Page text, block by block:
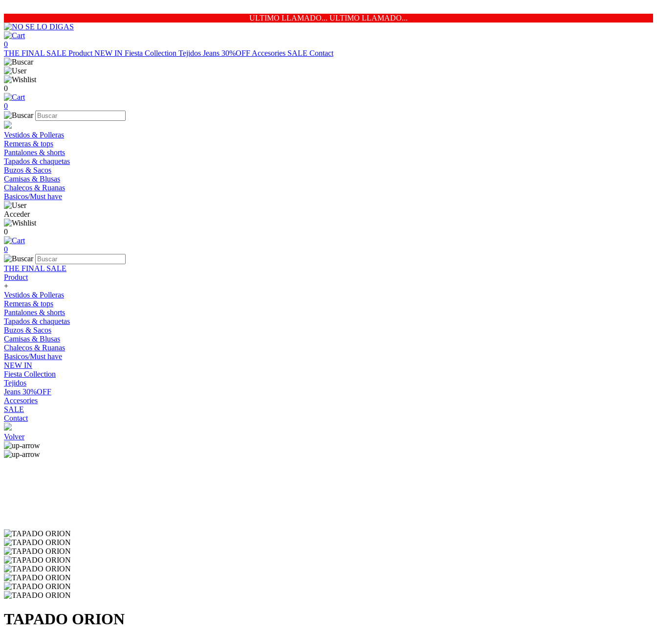
ULTIMO LLAMADO... ULTIMO LLAMADO...
0
THE FINAL SALE Product NEW IN Fiesta Collection Tejidos Jeans 30%OFF Accesories SALE Contact
0
0
Vestidos & Polleras
Remeras & tops
Pantalones & shorts
Tapados & chaquetas
Buzos & Sacos
Camisas & Blusas
Chalecos & Ruanas
Basicos/Must have
Acceder
0
0
THE FINAL SALE
Product
+
Vestidos & Polleras
Remeras & tops
Pantalones & shorts
Tapados & chaquetas
Buzos & Sacos
Camisas & Blusas
Chalecos & Ruanas
Basicos/Must have
NEW IN
Fiesta Collection
Tejidos
Jeans 30%OFF
Accesories
SALE
Contact
Volver
TAPADO ORION